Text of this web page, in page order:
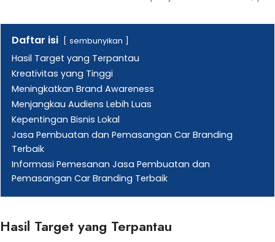
Daftar isi sembunyikan
Hasil Target yang Terpantau
Kreativitas yang Tinggi
Meningkatkan Brand Awareness
Menjangkau Audiens Lebih Luas
Kepentingan Bisnis Lokal
Jasa Pembuatan dan Pemasangan Car Branding
Terbaik
Informasi Pemesanan Jasa Pembuatan dan
Pemasangan Car Branding Terbaik
Hasil Target yang Terpantau